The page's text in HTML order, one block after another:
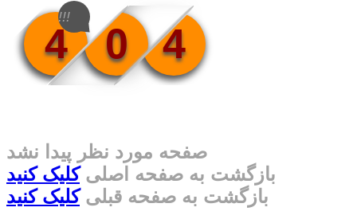
4 0 4
!!!
صفحه مورد نظر پیدا نشد
بازگشت به صفحه اصلیکلیک کنید
بازگشت به صفحه قبلیکلیک کنید